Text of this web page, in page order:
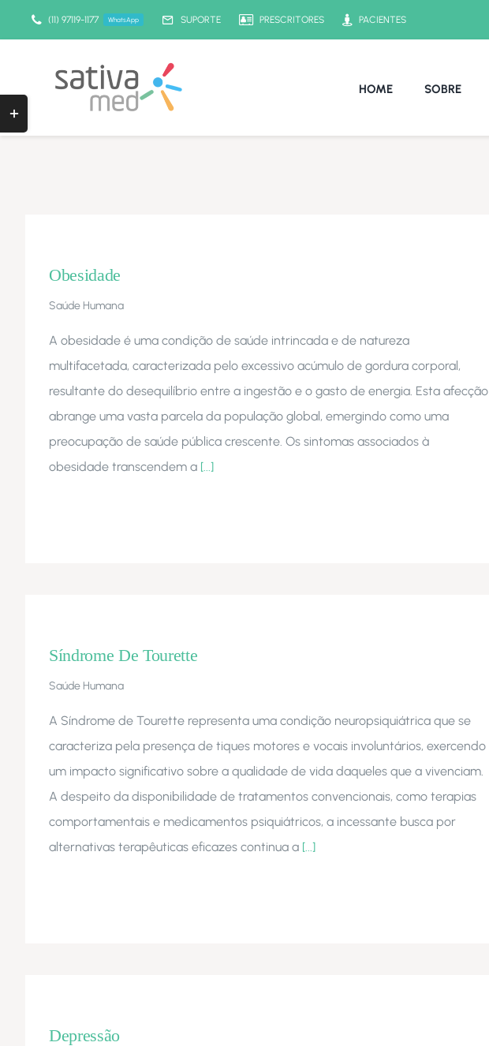
para
(11) 97119-1177 WhatsApp SUPORTE PRESCRITORES PACIENTES
HOME SOBRE
Obesidade
Saúde Humana
A obesidade é uma condição de saúde intrincada e de natureza
multifacetada, caracterizada pelo excessivo acúmulo de gordura corporal,
resultante do desequilíbrio entre a ingestão e o gasto de energia. Esta afecção
abrange uma vasta parcela da população global, emergindo como uma
preocupação de saúde pública crescente. Os sintomas associados à
obesidade transcendem a[...]
Síndrome De Tourette
Saúde Humana
A Síndrome de Tourette representa uma condição neuropsiquiátrica que se
caracteriza pela presença de tiques motores e vocais involuntários, exercendo
um impacto significativo sobre a qualidade de vida daqueles que a vivenciam.
A despeito da disponibilidade de tratamentos convencionais, como terapias
comportamentais e medicamentos psiquiátricos, a incessante busca por
alternativas terapêuticas eficazes continua a[...]
Depressão
Toggle
Sliding